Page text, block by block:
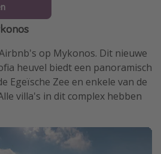
op Mykonos. Dit nieuwe
heuvel biedt een panoramisch
Egeïsche Zee en enkele van de
villa's in dit complex hebben